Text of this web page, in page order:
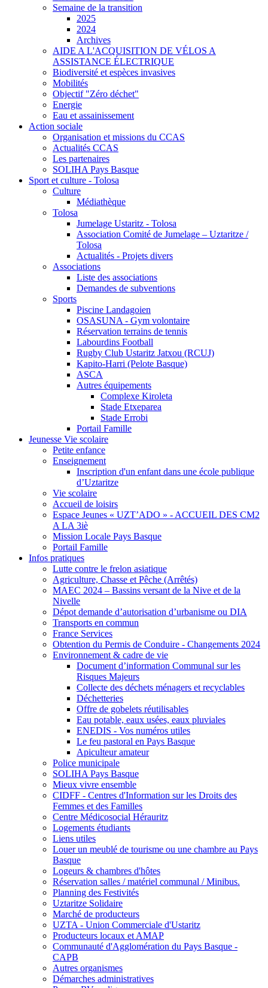
Semaine de la transition
2025
2024
Archives
AIDE A L'ACQUISITION DE VÉLOS A
ASSISTANCE ÉLECTRIQUE
Biodiversité et espèces invasives
Mobilités
Objectif "Zéro déchet"
Energie
Eau et assainissement
Action sociale
Organisation et missions du CCAS
Actualités CCAS
Les partenaires
SOLIHA Pays Basque
Sport et culture - Tolosa
Culture
Médiathèque
Tolosa
Jumelage Ustaritz - Tolosa
Association Comité de Jumelage – Uztaritze /
Tolosa
Actualités - Projets divers
Associations
Liste des associations
Demandes de subventions
Sports
Piscine Landagoien
OSASUNA - Gym volontaire
Réservation terrains de tennis
Labourdins Football
Rugby Club Ustaritz Jatxou (RCUJ)
Kapito-Harri (Pelote Basque)
ASCA
Autres équipements
Complexe Kiroleta
Stade Etxeparea
Stade Errobi
Portail Famille
Jeunesse Vie scolaire
Petite enfance
Enseignement
Inscription d'un enfant dans une école publique
d’Uztaritze
Vie scolaire
Accueil de loisirs
Espace Jeunes « UZT’ADO » - ACCUEIL DES CM2
A LA 3iè
Mission Locale Pays Basque
Portail Famille
Infos pratiques
Lutte contre le frelon asiatique
Agriculture, Chasse et Pêche (Arrêtés)
MAEC 2024 – Bassins versant de la Nive et de la
Nivelle
Dépot demande d’autorisation d’urbanisme ou DIA
Transports en commun
France Services
Obtention du Permis de Conduire - Changements 2024
Environnement & cadre de vie
Document d’information Communal sur les
Risques Majeurs
Collecte des déchets ménagers et recyclables
Déchetteries
Offre de gobelets réutilisables
Eau potable, eaux usées, eaux pluviales
ENEDIS - Vos numéros utiles
Le feu pastoral en Pays Basque
Apiculteur amateur
Police municipale
SOLIHA Pays Basque
Mieux vivre ensemble
CIDFF - Centres d'Information sur les Droits des
Femmes et des Familles
Centre Médicosocial Hérauritz
Logements étudiants
Liens utiles
Louer un meublé de tourisme ou une chambre au Pays
Basque
Logeurs & chambres d'hôtes
Réservation salles / matériel communal / Minibus.
Planning des Festivités
Uztaritze Solidaire
Marché de producteurs
UZTA - Union Commerciale d'Ustaritz
Producteurs locaux et AMAP
Communauté d'Agglomération du Pays Basque -
CAPB
Autres organismes
Démarches administratives